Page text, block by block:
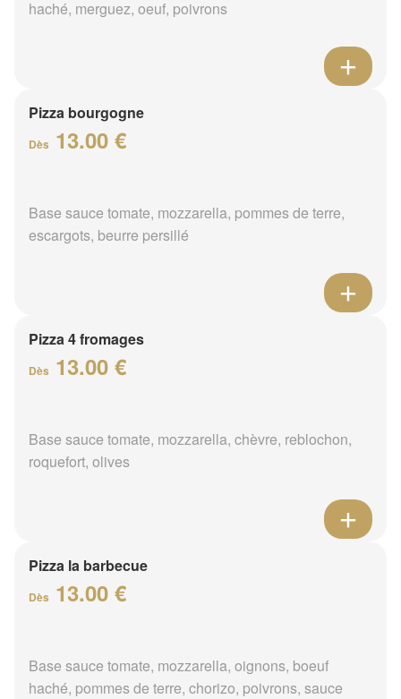
haché, merguez, oeuf, poivrons
Pizza bourgogne
Dès 13.00 €
Base sauce tomate, mozzarella, pommes de terre,
escargots, beurre persillé
Pizza 4 fromages
Dès 13.00 €
Base sauce tomate, mozzarella, chèvre, reblochon,
roquefort, olives
Pizza la barbecue
Dès 13.00 €
Base sauce tomate, mozzarella, oignons, boeuf
haché, pommes de terre, chorizo, poivrons, sauce